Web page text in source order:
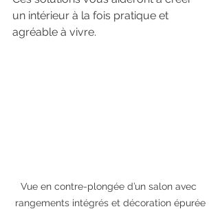
un intérieur à la fois pratique et
agréable à vivre.
Vue en contre-plongée d’un salon avec
rangements intégrés et décoration épurée